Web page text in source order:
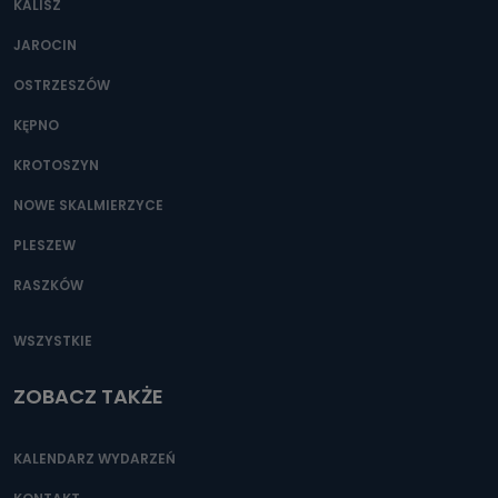
Można to zrobić pod numerem telefonu 62 735-51-05 lub
KALISZ
JAROCIN
OSTRZESZÓW
KĘPNO
KROTOSZYN
NOWE SKALMIERZYCE
PLESZEW
RASZKÓW
WSZYSTKIE
ZOBACZ TAKŻE
KALENDARZ WYDARZEŃ